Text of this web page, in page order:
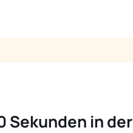
Sekunden in der